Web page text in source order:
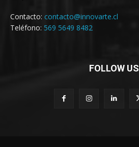
Contacto: contacto@innovarte.cl
Teléfono: 569 5649 8482
FOLLOW US